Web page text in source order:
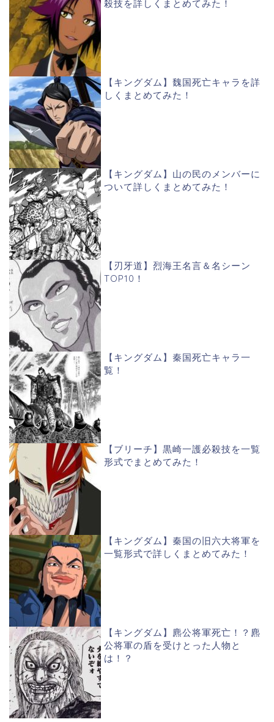
殺技を詳しくまとめてみた！
【キングダム】魏国死亡キャラを詳
しくまとめてみた！
【キングダム】山の民のメンバーに
ついて詳しくまとめてみた！
【刃牙道】烈海王名言＆名シーン
TOP10！
【キングダム】秦国死亡キャラ一
覧！
【ブリーチ】黒崎一護必殺技を一覧
形式でまとめてみた！
【キングダム】秦国の旧六大将軍を
一覧形式で詳しくまとめてみた！
【キングダム】麃公将軍死亡！？麃
公将軍の盾を受けとった人物と
は！？